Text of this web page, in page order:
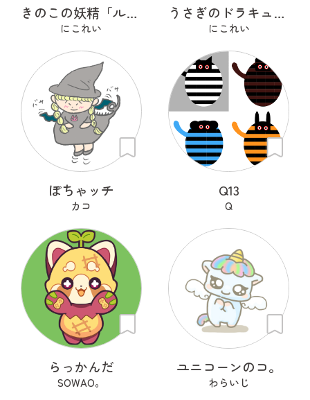
きのこの妖精「ルンルン」
にこれい
うさぎのドラキュラ「ドラぴょん」
にこれい
ぽちゃッチ
カコ
Q13
Q
らっかんだ
SOWAO。
ユニコーンのコ。
わらいじ